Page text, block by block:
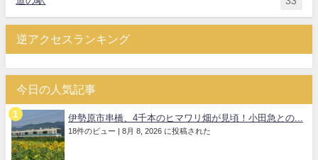
逆アクセスランキング
今日の人気記事
伊勢原市串橋、4千本のヒマワリ畑が見頃！小田急との...
18件のビュー | 8月 8, 2026 に投稿された